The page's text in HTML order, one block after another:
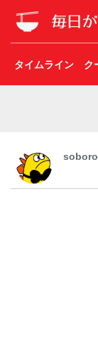
タイムライン ク
soboro